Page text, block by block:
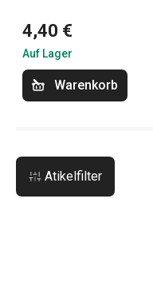
4,40 €
Auf Lager
Warenkorb
Atikelfilter